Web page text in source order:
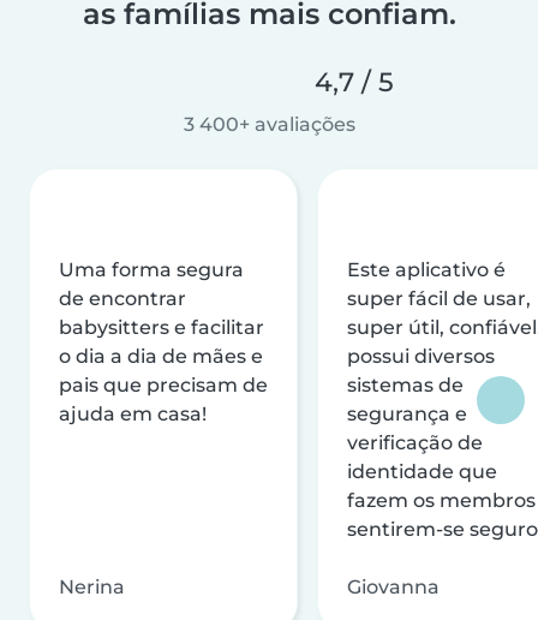
as famílias mais confiam.
4,7 / 5
3 400+ avaliações
Uma forma segura
de encontrar
babysitters e facilitar
o dia a dia de mães e
pais que precisam de
ajuda em casa!
Nerina
Este aplicativo é
super fácil de usar,
super útil,
possui diversos
sistemas de
segurança e
verificação de
identidade que
fazem os membros
sentirem-se
Giovanna